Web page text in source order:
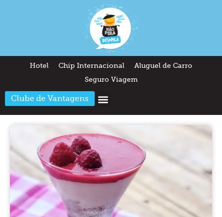
Hotel Chip Internacional
Aluguel de Carro
Seguro Viagem
Clube de Vantagens